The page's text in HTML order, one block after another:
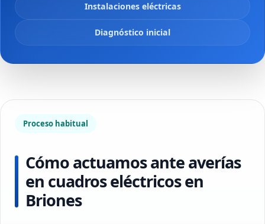
Instalaciones eléctricas
Diagnóstico inicial
Proceso habitual
Cómo actuamos ante averías
en cuadros eléctricos en
Briones